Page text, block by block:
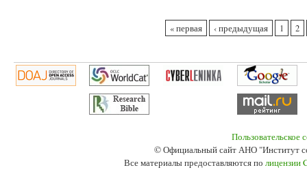
« первая ‹ предыдущая 1 2
Пользовательское
© Официальный сайт АНО "Институт
Все материалы предоставляются по лицензии